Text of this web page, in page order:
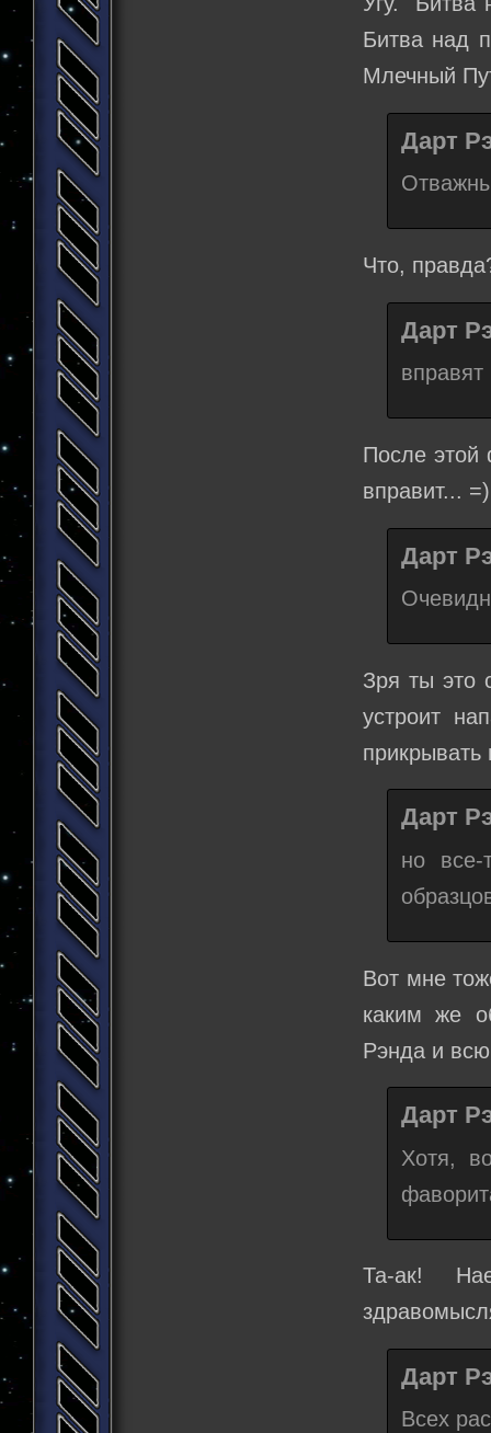
Битва над
Млечный
Дарт
Что,
Дарт
После этой
вправит... =)
Дарт
Зря ты это
устроит
Дарт
но все-
Вот мне
каким же
Рэнда и
Дарт
Хотя,
Та-ак!
Дарт
Всех